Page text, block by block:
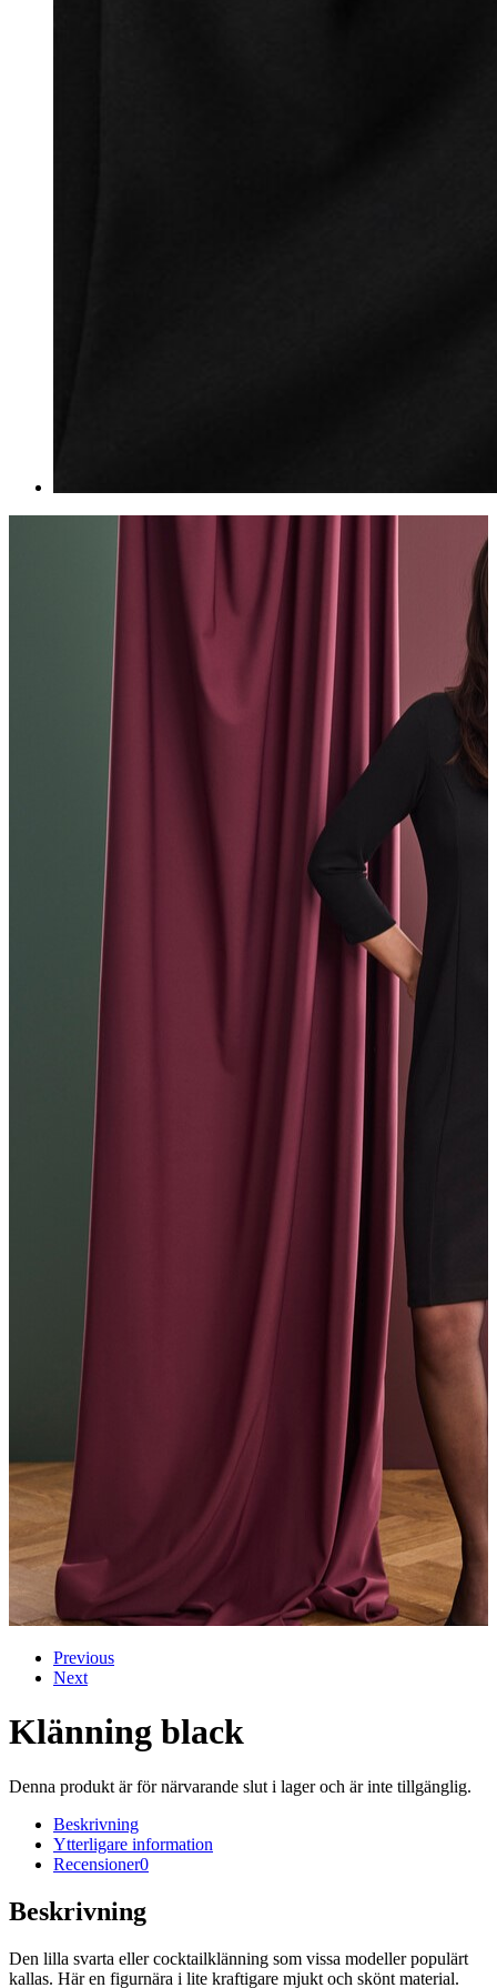
Previous
Next
Klänning black
Denna produkt är för närvarande slut i lager och är inte tillgänglig.
Beskrivning
Ytterligare information
Recensioner0
Beskrivning
Den lilla svarta eller cocktailklänning som vissa modeller populärt
kallas. Här en figurnära i lite kraftigare mjukt och skönt material.